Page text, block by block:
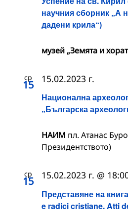
научния сборник „А
дадени крила“)
музей „Земята и
ср
15
Национална
„Българска
15.02.2023 г.
НАИМ пл. Атанас
Президентството)
ср
15
Представяне на
e radici cristiane. Atti
15.02.2023 г. @